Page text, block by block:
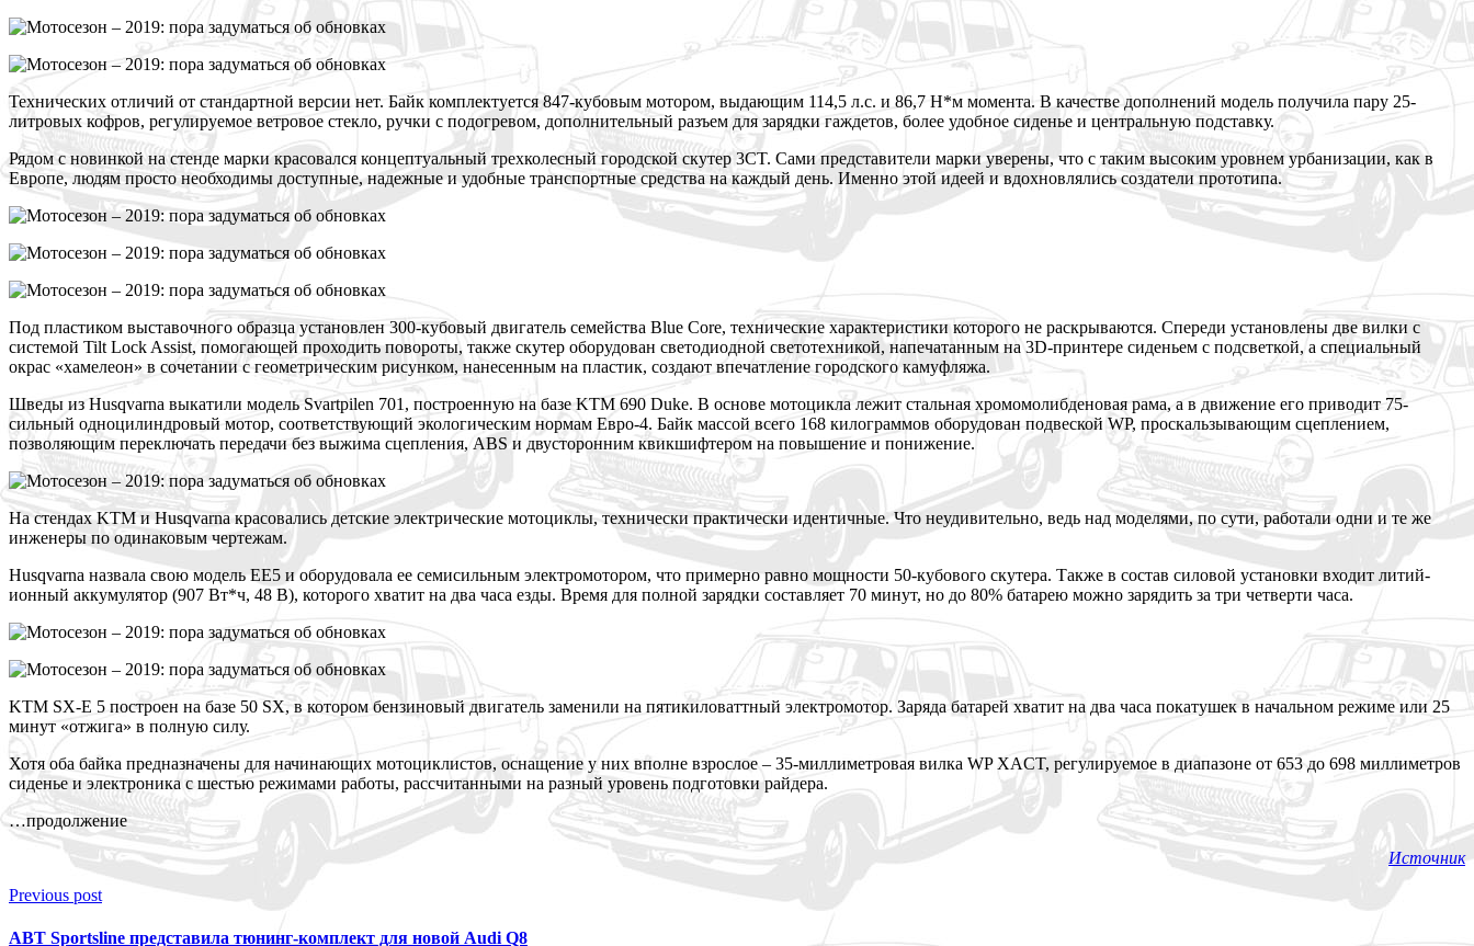
Технических отличий от стандартной версии нет. Байк комплектуется 847-кубовым мотором, выдающим 114,5 л.с. и 86,7 Н*м момента. В качестве дополнений модель получила пару 25-
литровых кофров, регулируемое ветровое стекло, ручки с подогревом, дополнительный разъем для зарядки гаждетов, более удобное сиденье и центральную подставку.
Рядом с новинкой на стенде марки красовался концептуальный трехколесный городской скутер 3CT. Сами представители марки уверены, что с таким высоким уровнем урбанизации, как в
Европе, людям просто необходимы доступные, надежные и удобные транспортные средства на каждый день. Именно этой идеей и вдохновлялись создатели прототипа.
Под пластиком выставочного образца установлен 300-кубовый двигатель семейства Blue Core, технические характеристики которого не раскрываются. Спереди установлены две вилки с
системой Tilt Lock Assist, помогающей проходить повороты, также скутер оборудован светодиодной светотехникой, напечатанным на 3D-принтере сиденьем с подсветкой, а специальный
окрас «хамелеон» в сочетании с геометрическим рисунком, нанесенным на пластик, создают впечатление городского камуфляжа.
Шведы из Husqvarna выкатили модель Svartpilen 701, построенную на базе KTM 690 Duke. В основе мотоцикла лежит стальная хромомолибденовая рама, а в движение его приводит 75-
сильный одноцилиндровый мотор, соответствующий экологическим нормам Евро-4. Байк массой всего 168 килограммов оборудован подвеской WP, проскальзывающим сцеплением,
позволяющим переключать передачи без выжима сцепления, ABS и двусторонним квикшифтером на повышение и понижение.
На стендах KTM и Husqvarna красовались детские электрические мотоциклы, технически практически идентичные. Что неудивительно, ведь над моделями, по сути, работали одни и те же
инженеры по одинаковым чертежам.
Husqvarna назвала свою модель EE5 и оборудовала ее семисильным электромотором, что примерно равно мощности 50-кубового скутера. Также в состав силовой установки входит литий-
ионный аккумулятор (907 Вт*ч, 48 В), которого хватит на два часа езды. Время для полной зарядки составляет 70 минут, но до 80% батарею можно зарядить за три четверти часа.
KTM SX-E 5 построен на базе 50 SX, в котором бензиновый двигатель заменили на пятикиловаттный электромотор. Заряда батарей хватит на два часа покатушек в начальном режиме или 25
минут «отжига» в полную силу.
Хотя оба байка предназначены для начинающих мотоциклистов, оснащение у них вполне взрослое – 35-миллиметровая вилка WP XACT, регулируемое в диапазоне от 653 до 698 миллиметров
сиденье и электроника с шестью режимами работы, рассчитанными на разный уровень подготовки райдера.
…продолжение
Источник
Previous post
ABT Sportsline представила тюнинг-комплект для новой Audi Q8